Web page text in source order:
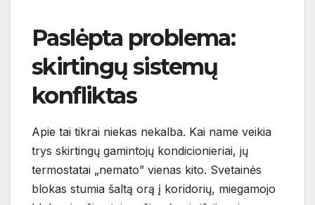
Paslėpta problema:
skirtingų sistemų
konfliktas
Apie tai tikrai niekas nekalba. Kai name veikia
trys skirtingų gamintojų kondicionieriai, jų
termostatai „nemato” vienas kito. Svetainės
blokas stumia šaltą orą į koridorių, miegamojo